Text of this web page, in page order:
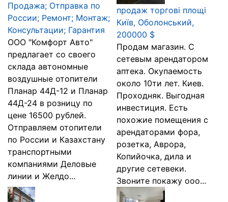
Продажа; Отправка по
России; Ремонт; Монтаж;
Консультации; Гарантия
ООО "Комфорт Авто"
предлагает со своего
склада автономные
воздушные отопители
Планар 44Д-12 и Планар
44Д-24 в розницу по
цене 16500 рублей.
Отправляем отопители
по России и Казахстану
транспортными
компаниями Деловые
линии и Желдо...
продаж торгові площі
Київ, Оболонський,
200000 $
Продам магазин. С
сетевым арендатором
аптека. Окупаемость
около 10ти лет. Киев.
Проходняк. Выгодная
инвестиция. Есть
похожие помещения с
арендаторами фора,
розетка, Аврора,
Копийочка, дила и
другие сетевеки.
Звоните покажу ооо...